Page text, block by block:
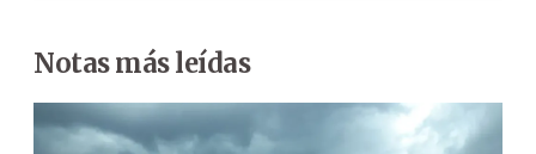
Notas más leídas